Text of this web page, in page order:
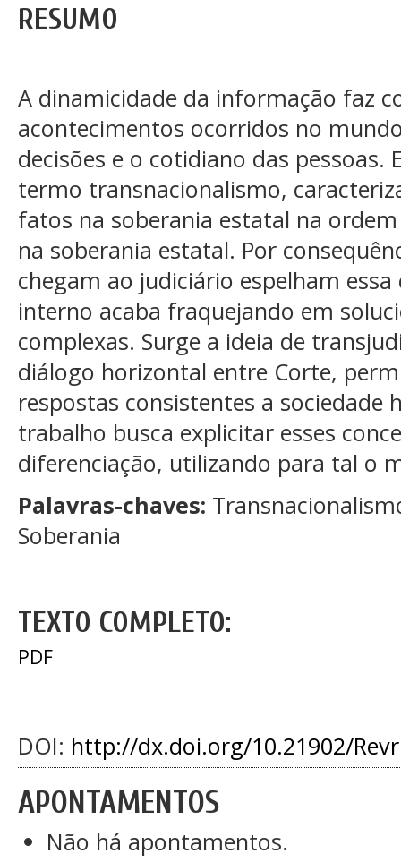
RESUMO
A dinamicidade da informação faz
acontecimentos ocorridos no
decisões e o cotidiano das
termo transnacionalismo,
fatos na soberania estatal na
na soberania estatal. Por
chegam ao judiciário espelham
interno acaba fraquejando em
complexas. Surge a ideia de
diálogo horizontal entre Corte,
respostas consistentes a sociedade
trabalho busca explicitar esses
diferenciação, utilizando para tal o
Palavras-chaves:
Soberania
TEXTO COMPLETO:
PDF
DOI: http://dx.doi.org/10.21902/
APONTAMENTOS
Não há apontamentos.